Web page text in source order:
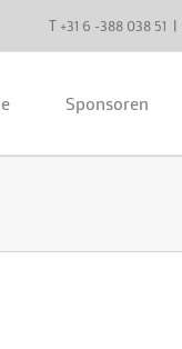
T +31 6 -388 038 51 |
Sponsoren